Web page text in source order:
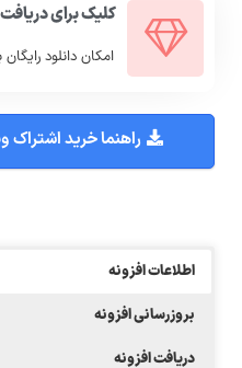
کلیک برای
امکان دانلود رایگان
راهنما خرید اشتراک
اطلاعات افزونه
بروزرسانی افزونه
دریافت افزونه